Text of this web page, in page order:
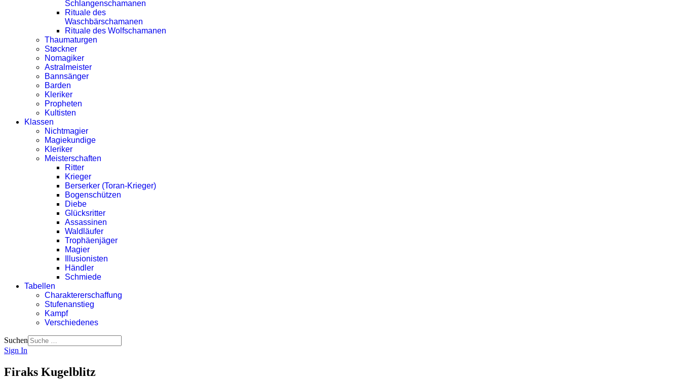
Schlangenschamanen
Rituale des
Waschbärschamanen
Rituale des Wolfschamanen
Thaumaturgen
Støckner
Nomagiker
Astralmeister
Bannsänger
Barden
Kleriker
Propheten
Kultisten
Klassen
Nichtmagier
Magiekundige
Kleriker
Meisterschaften
Ritter
Krieger
Berserker (Toran-Krieger)
Bogenschützen
Diebe
Glücksritter
Assassinen
Waldläufer
Trophäenjäger
Magier
Illusionisten
Händler
Schmiede
Tabellen
Charaktererschaffung
Stufenanstieg
Kampf
Verschiedenes
Suchen
Sign In
Firaks Kugelblitz